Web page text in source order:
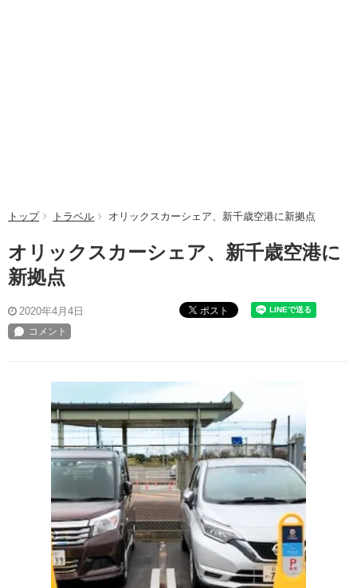
トップ トラベル オリックスカーシェア、新千歳空港に新拠点
オリックスカーシェア、新千歳空港に
新拠点
2020年4月4日 ポスト